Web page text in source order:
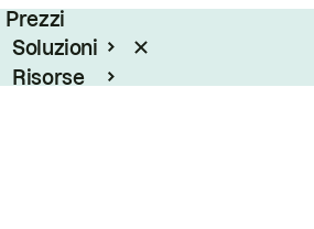
Prezzi
Soluzioni
Risorse